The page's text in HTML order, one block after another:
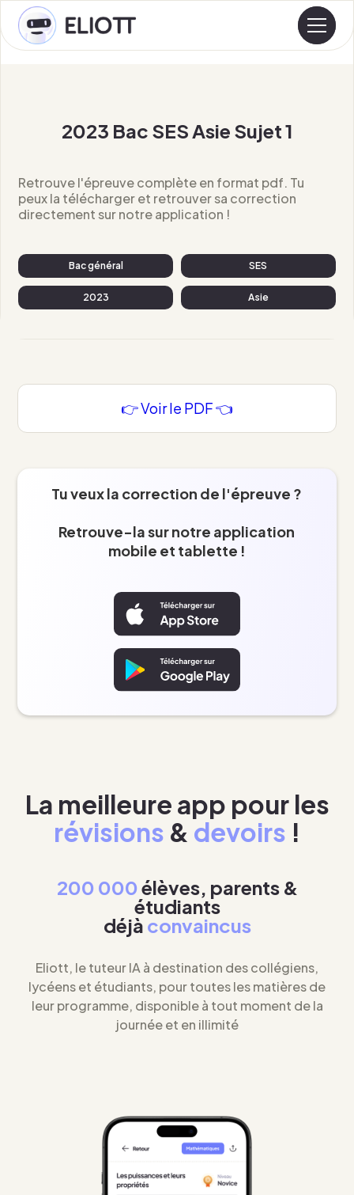
2023 Bac SES Asie Sujet 1
Retrouve l'épreuve complète en format pdf. Tu
peux la télécharger et retrouver sa correction
directement sur notre application !
Bac général SES
2023 Asie
👉 Voir le PDF 👈
Tu veux la correction de l'épreuve ?
Retrouve-la sur notre application
mobile et tablette !
La meilleure app pour les
révisions & devoirs !
200 000élèves, parents &
étudiants
déjà convaincus
Eliott, le tuteur IA à destination des collégiens,
lycéens et étudiants, pour toutes les matières de
leur programme, disponible à tout moment de la
journée et en illimité